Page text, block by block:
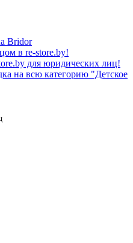
Bridor
в re-store.by!
для юридических лиц!
на всю категорию "Детское